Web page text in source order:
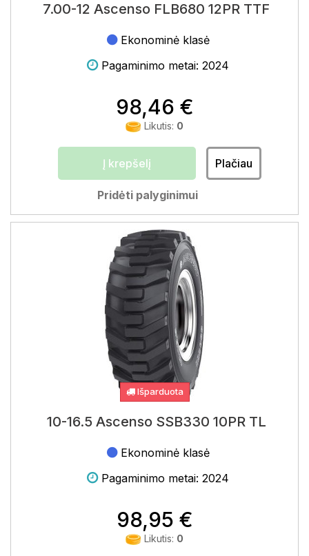
7.00-12 Ascenso FLB680 12PR TTF
Ekonominė klasė
Pagaminimo metai: 2024
98,46 €
Likutis: 0
Į krepšelį Plačiau
Pridėti palyginimui
Išparduota
10-16.5 Ascenso SSB330 10PR TL
Ekonominė klasė
Pagaminimo metai: 2024
98,95 €
Likutis: 0